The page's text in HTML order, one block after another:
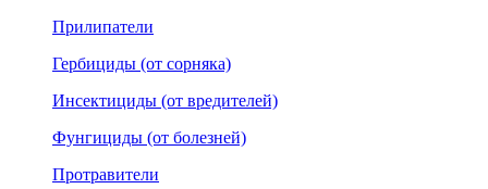
Прилипатели
Гербициды (от сорняка)
Инсектициды (от вредителей)
Фунгициды (от болезней)
Протравители